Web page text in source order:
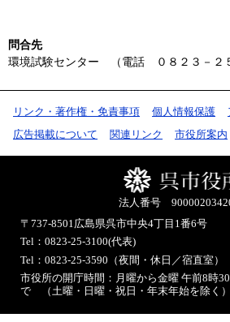
問合先
環境試験センター （電話 ０８２３－２
リンク・著作権・免責事項 個人情報保護
広告掲載について
関連リンク 市役所案内
法人番号
〒737-8501広島県呉市中央4丁目1番6号
Tel：0823-25-3100(代表)
Tel：0823-25-3590（夜間・休日／宿直室）
市役所の開庁時間：月曜から金曜 午前8時
で （土曜・日曜・祝日・年末年始を除く）